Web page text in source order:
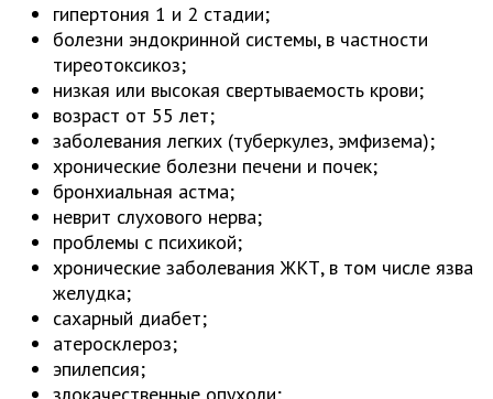
гипертония 1 и 2 стадии;
болезни эндокринной системы, в частности
тиреотоксикоз;
низкая или высокая свертываемость крови;
возраст от 55 лет;
заболевания легких (туберкулез, эмфизема);
хронические болезни печени и почек;
бронхиальная астма;
неврит слухового нерва;
проблемы с психикой;
хронические заболевания ЖКТ, в том числе язва
желудка;
сахарный диабет;
атеросклероз;
эпилепсия;